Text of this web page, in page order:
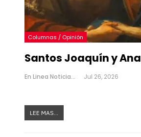
Columnas / Opinión
Santos Joaquín y Ana
En Linea Noticias Jul 26, 2026
LEE MAS...